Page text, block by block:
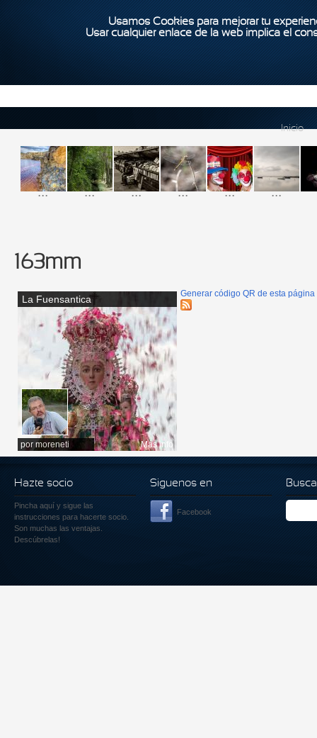
Usamos Cookies para mejorar tu
Usar cualquier enlace de la web implica el
Inicio
... ... ... ... ... ...
163mm
La Fuensantica
por moreneti Más info
Generar código QR de esta página
Hazte socio
Pincha aquí y sigue las
instrucciones para hacerte socio.
Son muchas las ventajas.
Descúbrelas!
Siguenos en
Facebook